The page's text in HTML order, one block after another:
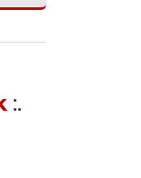
:.